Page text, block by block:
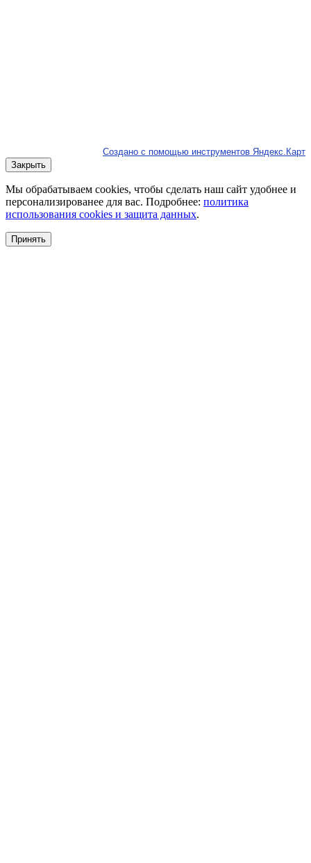
Создано с помощью инструментов Яндекс.Карт
Закрыть
Мы обрабатываем cookies, чтобы сделать наш сайт удобнее и
персонализированее для вас. Подробнее: политика
использования cookies и защита данных.
Принять